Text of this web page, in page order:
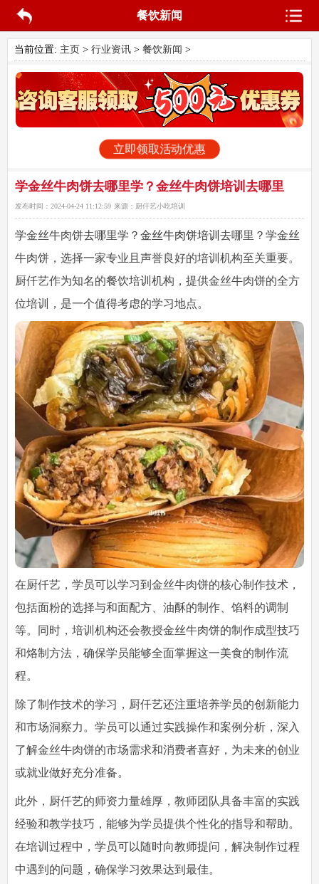
餐饮新闻
当前位置: 主页 > 行业资讯> 餐饮新闻 >
立即领取活动优惠
学金丝牛肉饼去哪里学？金丝牛肉饼培训去哪里
发布时间： 2024-04-24 11:12:59 来源： 厨仟艺小吃培训
学金丝牛肉饼去哪里学 ？ 金丝牛肉饼培训 去哪里？学金丝
牛肉饼，选择一家专业且声誉良好的培训机构至关重要。
厨仟艺作为知名的餐饮培训机构，提供金丝牛肉饼的全方
位培训，是一个值得考虑的学习地点。
在厨仟艺，学员可以学习到金丝牛肉饼的核心制作技术，
包括面粉的选择与和面配方、油酥的制作、馅料的调制
等。同时，培训机构还会教授金丝牛肉饼的制作成型技巧
和烙制方法，确保学员能够全面掌握这一美食的制作流
程。
除了制作技术的学习，厨仟艺还注重培养学员的创新能力
和市场洞察力。学员可以通过实践操作和案例分析，深入
了解金丝牛肉饼的市场需求和消费者喜好，为未来的创业
或就业做好充分准备。
此外，厨仟艺的师资力量雄厚，教师团队具备丰富的实践
经验和教学技巧，能够为学员提供个性化的指导和帮助。
在培训过程中，学员可以随时向教师提问，解决制作过程
中遇到的问题，确保学习效果达到最佳。